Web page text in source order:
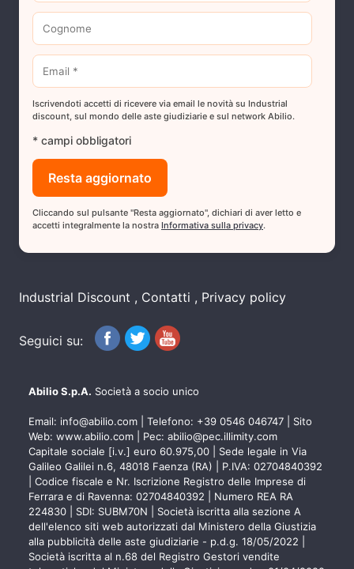
Iscrivendoti accetti di ricevere via email le novità su Industrial
discount, sul mondo delle aste giudiziarie e sul network Abilio.
* campi obbligatori
Cliccando sul pulsante "Resta aggiornato", dichiari di aver letto e
accetti integralmente la nostra Informativa sulla privacy.
Industrial Discount Contatti Privacy policy
Seguici su:
Abilio S.p.A. Società a socio unico
Email: info@abilio.com | Telefono: +39 0546 046747 | Sito
Web: www.abilio.com | Pec: abilio@pec.illimity.com
Capitale sociale [i.v.] euro 60.975,00 | Sede legale in Via
Galileo Galilei n.6, 48018 Faenza (RA) | P.IVA: 02704840392
| Codice fiscale e Nr. Iscrizione Registro delle Imprese di
Ferrara e di Ravenna: 02704840392 | Numero REA RA
224830 | SDI: SUBM70N | Società iscritta alla sezione A
dell'elenco siti web autorizzati dal Ministero della Giustizia
alla pubblicità delle aste giudiziarie - p.d.g. 18/05/2022 |
Società iscritta al n.68 del Registro Gestori vendite